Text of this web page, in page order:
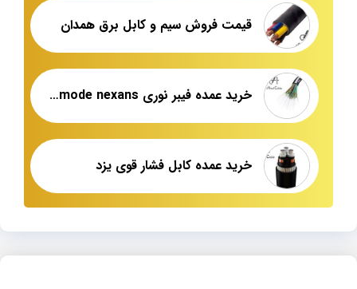
قیمت فروش سیم و کابل برق همدان
خرید عمده فیبر نوری single mode nexans
خرید عمده کابل فشار قوی یزد